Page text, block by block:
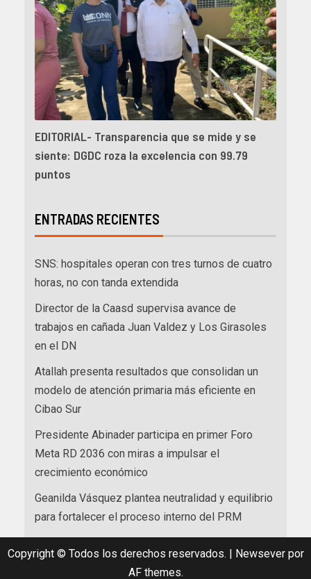
EDITORIAL- Transparencia que se mide y se
siente: DGDC roza la excelencia con 99.79
puntos
ENTRADAS RECIENTES
SNS: hospitales operan con tres turnos de cuatro
horas, no con tanda extendida
Director de la Caasd supervisa avance de
trabajos en cañada Juan Valdez y Los Girasoles
en el DN
Atallah presenta resultados que consolidan un
modelo de atención primaria más eficiente en
Cibao Sur
Presidente Abinader participa en primer Foro
Meta RD 2036 con miras a impulsar el
crecimiento económico
Geanilda Vásquez plantea neutralidad y equilibrio
para fortalecer el proceso interno del PRM
Copyright © Todos los derechos reservados. Newseverpor
AF themes.